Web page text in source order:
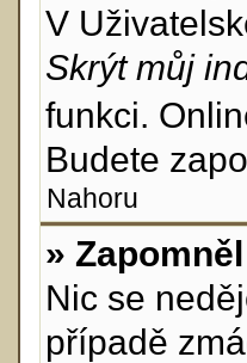
V
Skrýt můj
funkci.
Budete
Nahoru
»
Nic se
případě